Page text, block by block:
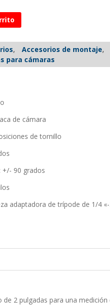
, Accesorios de montaje,
para cámaras
de cámara
de tornillo
+/- 90 grados
adaptadora de trípode de 1/4
2 pulgadas para una